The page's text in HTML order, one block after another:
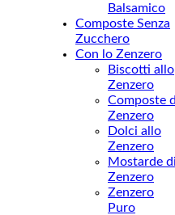
Balsamico
Composte Senza
Zucchero
Con lo Zenzero
Biscotti allo
Zenzero
Composte
Zenzero
Dolci allo
Zenzero
Mostarde di
Zenzero
Zenzero
Puro